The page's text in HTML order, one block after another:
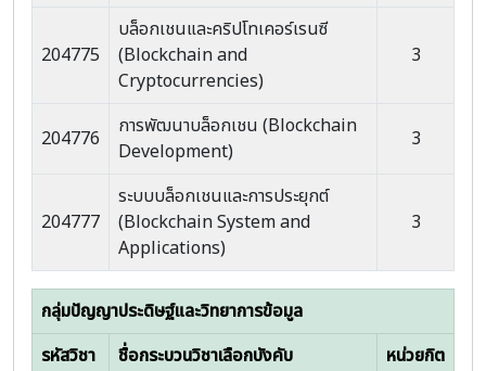
204775
บล็อกเชนและคริปโทเคอร์เรนซี
(Blockchain and
Cryptocurrencies)
3
204776
การพัฒนาบล็อกเชน (Blockchain
Development)
3
204777
ระบบบล็อกเชนและการประยุกต์
(Blockchain System and
Applications)
3
กลุ่มปัญญาประดิษฐ์และวิทยาการข้อมูล
รหัสวิชา
ชื่อกระบวนวิชาเลือกบังคับ หน่วยกิต